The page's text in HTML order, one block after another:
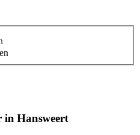
in Hansweert